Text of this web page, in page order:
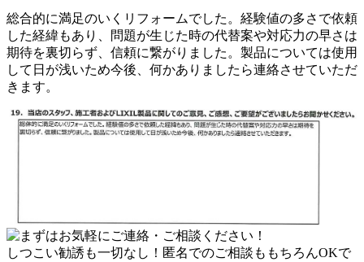
総合的に満足のいくリフォームでした。経験値の多さで依頼
した経緯もあり、問題が生じた時の代替案や対応力の早さは
期待を裏切らず、信頼に繋がりました。製品については使用
して日が浅いため今後、何かありましたら連絡させていただ
きます。
しつこい勧誘も一切なし！匿名でのご相談ももちろんOKで